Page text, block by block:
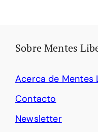
Sobre Mentes
Acerca de Mentes
Contacto
Newsletter